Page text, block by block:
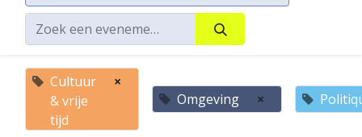
Cultuur
& vrije
tijd
×
Omgeving
×